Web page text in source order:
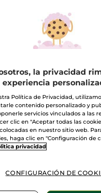
la privacidad
experiencia
Política de Privacidad,
contenido personalizado y
servicios vinculados a las
clic en "Aceptar todas las
en nuestro sitio web.
haga clic en "Configuración de
privacidad
CONFIGURACIÓN DE